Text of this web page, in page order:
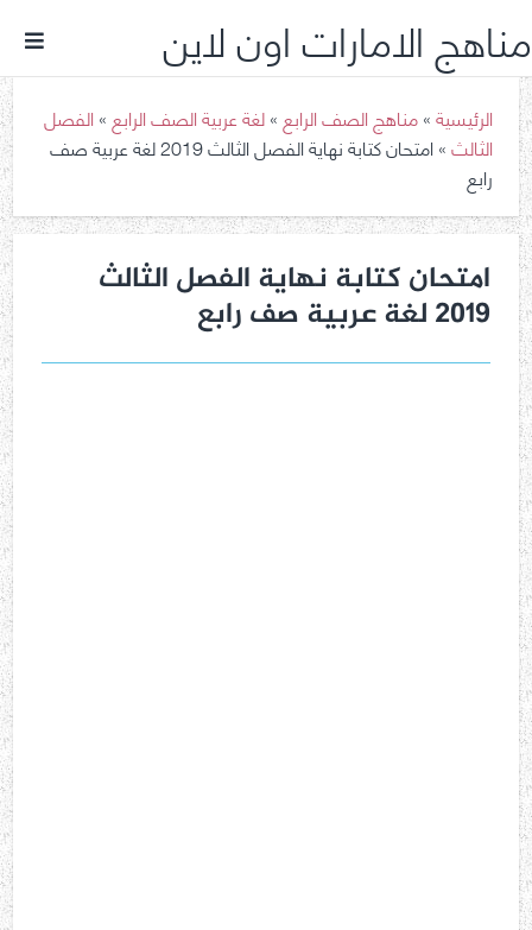
مناهج الامارات اون لاين
الرئيسية»مناهج الصف الرابع»لغة عربية الصف الرابع»الفصل
الثالث»
امتحان كتابة نهاية الفصل الثالث 2019 لغة عربية صف
رابع
امتحان كتابة نهاية الفصل الثالث
2019 لغة عربية صف رابع